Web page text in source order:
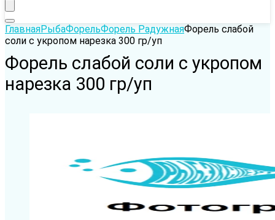
ГлавнаяРыбаФорельФорель РадужнаяФорель слабой
соли с укропом нарезка 300 гр/уп
Форель слабой соли с укропом
нарезка 300 гр/уп